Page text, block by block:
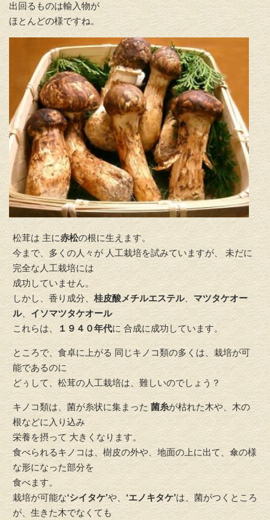
出回るものは輸入物が
ほとんどの様ですね。
松茸は 主に赤松の根に生えます。
今まで、多くの人々が 人工栽培を試みていますが、 未だに
完全な人工栽培には
成功していません。
しかし、香り成分、桂皮酸メチルエステル、 マツタケオー
ル、イソマツタケオール
これらは、 １９４０年代に 合成に成功しています。
ところで、食卓に上がる 同じキノコ類の多くは、栽培が可
能であるのに
どぅして、松茸の人工栽培は、難しいのでしょう？
キノコ類は、菌が糸状に集まった 菌糸が枯れた木や、木の
根などに入り込み
栄養を摂って 大きくなります。
食べられるキノコは、樹皮の外や、地面の上に出て、傘の様
な形になった部分を
食べます。
栽培が可能な‘シイタケ’や、 ‘エノキタケ’は、菌がつくところ
が、生きた木でなくても